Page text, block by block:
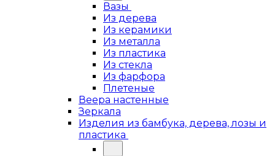
Вазы
Из дерева
Из керамики
Из металла
Из пластика
Из стекла
Из фарфора
Плетеные
Веера настенные
Зеркала
Изделия из бамбука, дерева, лозы и
пластика